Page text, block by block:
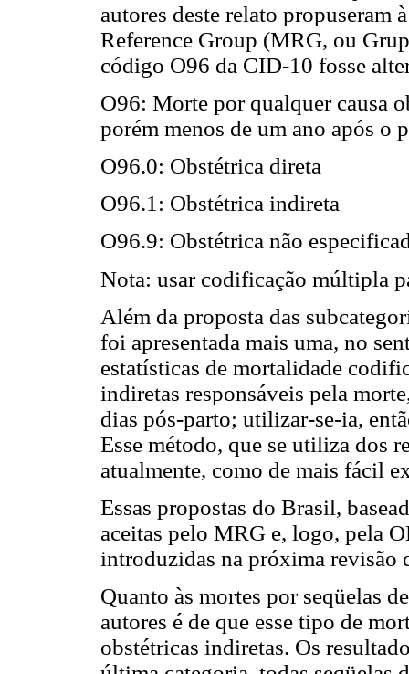
autores deste relato
Reference Group (MRG, ou
código O96 da CID-10 fosse
O96: Morte por qualquer causa
porém menos de um ano após o
O96.0: Obstétrica direta
O96.1: Obstétrica indireta
O96.9: Obstétrica não
Nota: usar codificação múltipla
Além da proposta das
foi apresentada mais uma, no
estatísticas de mortalidade
indiretas responsáveis pela
dias pós-parto; utilizar-se-ia,
Esse método, que se utiliza dos
atualmente, como de mais fácil
Essas propostas do Brasil,
aceitas pelo MRG e, logo, pela
introduzidas na próxima revisão
Quanto às mortes por seqüelas
autores é de que esse tipo de
obstétricas indiretas. Os